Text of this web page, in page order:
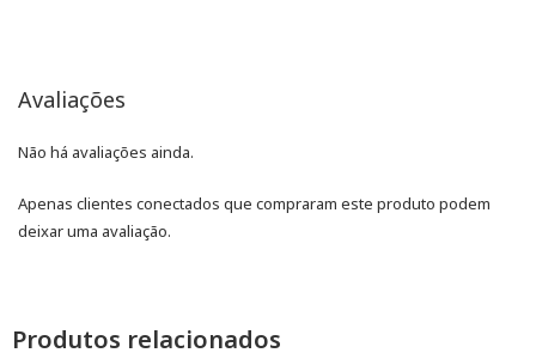
Avaliações
Não há avaliações ainda.
Apenas clientes conectados que compraram este produto podem
deixar uma avaliação.
Produtos relacionados